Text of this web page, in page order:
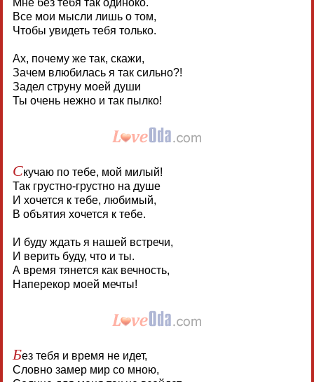
Все мои мысли лишь о том,
Чтобы увидеть тебя только.
Ах, почему же так, скажи,
Зачем влюбилась я так сильно?!
Задел струну моей души
Ты очень нежно и так пылко!
Скучаю по тебе, мой милый!
Так грустно-грустно на душе
И хочется к тебе, любимый,
В объятия хочется к тебе.
И буду ждать я нашей встречи,
И верить буду, что и ты.
А время тянется как вечность,
Наперекор моей мечты!
Без тебя и время не идет,
Словно замер мир со мною,